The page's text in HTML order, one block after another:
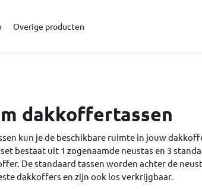
Overige producten
dakkoffertassen
kun je de beschikbare ruimte in jouw
bestaat uit 1 zogenaamde neustas en 3
De standaard tassen worden achter de
dakkoffers en zijn ook los verkrijgbaar.